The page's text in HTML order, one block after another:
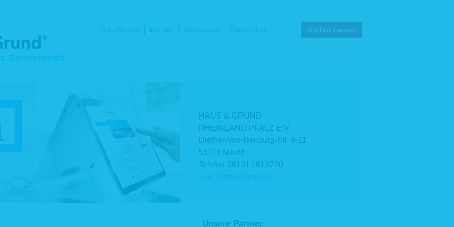
Navigation
Info-Service Kontakt Impressum Datenschutz Mitglied werden
HAUS & GRUND
RHEINLAND PFALZ E.V.
Diether-von-Isenburg-Str. 9-11
55116 Mainz
Telefon 06131 / 619720
zum Kontaktformular
Unsere Partner